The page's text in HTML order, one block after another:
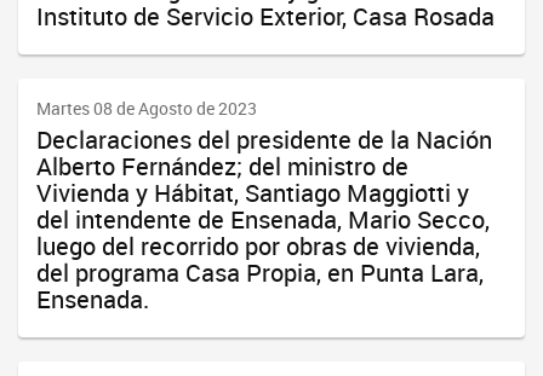
Instituto de Servicio Exterior, Casa Rosada
Martes 08 de Agosto de 2023
Declaraciones del presidente de la Nación
Alberto Fernández; del ministro de
Vivienda y Hábitat, Santiago Maggiotti y
del intendente de Ensenada, Mario Secco,
luego del recorrido por obras de vivienda,
del programa Casa Propia, en Punta Lara,
Ensenada.